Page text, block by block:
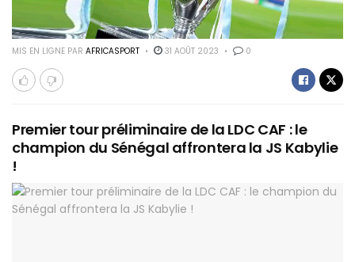
MIS EN LIGNE PAR AFRICASPORT 31 AOÛT 2023 0
Premier tour préliminaire de la LDC CAF : le
champion du Sénégal affrontera la JS Kabylie
!